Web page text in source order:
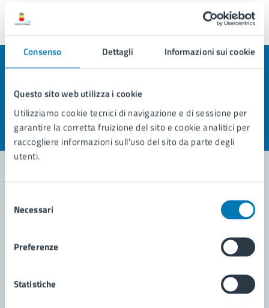
Consenso Dettagli Informazioni sui cookie
Questo sito web utilizza i cookie
Utilizziamo cookie tecnici di navigazione e di sessione per
garantire la corretta fruizione del sito e cookie analitici per
raccogliere informazioni sull'uso del sito da parte degli
utenti.
delNecessari
Preferenze
Statistiche
pagina?
Valuta la chiarezza delle informazioni (da 1 a 5 stelle)
Seleziona il numero di stelle per valutare la chiarezza delle
Valuta 5 stelle su 5
Valuta 4 stelle su 5
Valuta 3 stelle su 5
Valuta 2 stelle su 5
Valuta 1 stelle su 5
Contatta il comune
Richiedi assistenza